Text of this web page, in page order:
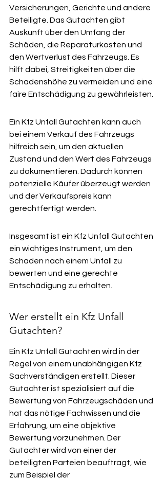
Versicherungen, Gerichte und andere
Beteiligte. Das Gutachten gibt
Auskunft über den Umfang der
Schäden, die Reparaturkosten und
den Wertverlust des Fahrzeugs. Es
hilft dabei, Streitigkeiten über die
Schadenshöhe zu vermeiden und eine
faire Entschädigung zu gewährleisten.
Ein Kfz Unfall Gutachten kann auch
bei einem Verkauf des Fahrzeugs
hilfreich sein, um den aktuellen
Zustand und den Wert des Fahrzeugs
zu dokumentieren. Dadurch können
potenzielle Käufer überzeugt werden
und der Verkaufspreis kann
gerechtfertigt werden.
Insgesamt ist ein Kfz Unfall Gutachten
ein wichtiges Instrument, um den
Schaden nach einem Unfall zu
bewerten und eine gerechte
Entschädigung zu erhalten.
Wer erstellt ein Kfz Unfall
Gutachten?
Ein Kfz Unfall Gutachten wird in der
Regel von einem unabhängigen Kfz
Sachverständigen erstellt. Dieser
Gutachter ist spezialisiert auf die
Bewertung von Fahrzeugschäden und
hat das nötige Fachwissen und die
Erfahrung, um eine objektive
Bewertung vorzunehmen. Der
Gutachter wird von einer der
beteiligten Parteien beauftragt, wie
zum Beispiel der